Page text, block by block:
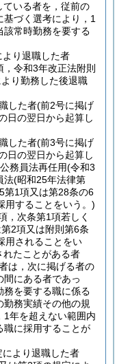
ている者を，従前の
づく選考により，1
該常時勤務を要する
り退職した者
令和3年改正法附則
り勤務した後退職
した者(前2号に掲げ
日の翌日から起算し
した者(前3号に掲げ
日の翌日から起算し
務員法再任用(令和3
法(昭和25年法律第
第1項又は第28条の6
用することをいう。)
，次条第1項若しく
2項又は附則第6条
用されることをい
れたことがある者
は，次に掲げる者の
間にある者であっ
務を要する職に係る
務実績その他の規
1年を超えない範囲内
職に採用することが
より退職した者